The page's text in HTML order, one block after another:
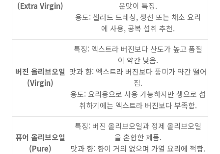
(Extra Virgin)
운맛이 특징.
용도: 샐러드 드레싱, 생선 또는 채소 요리
에 사용, 공복 섭취 추천.
버진 올리브오일
(Virgin)
특징: 엑스트라 버진보다 산도가 높고 품질
이 약간 낮음.
맛과 향: 엑스트라 버진보다 풍미가 약간 떨어
짐.
용도: 요리용으로 사용 가능하지만 생으로 섭
취하기에는 엑스트라 버진보다 부족함.
퓨어 올리브오일
(Pure)
특징: 버진 올리브오일과 정제 올리브오일
을 혼합한 제품.
맛과 향: 향이 거의 없으며 가열 요리에 적합.